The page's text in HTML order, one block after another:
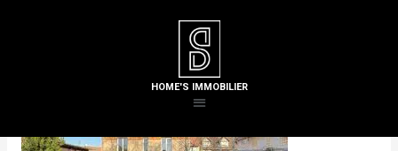
HOME'S IMMOBILIER
/ Par